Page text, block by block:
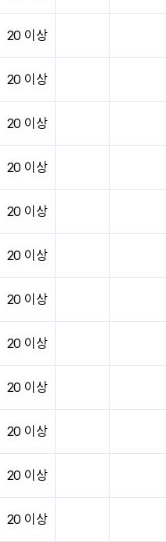
20 이상
20 이상
20 이상
20 이상
20 이상
20 이상
20 이상
20 이상
20 이상
20 이상
20 이상
20 이상